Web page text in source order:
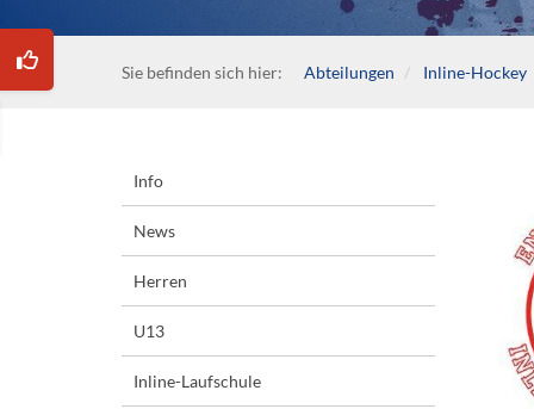
Sie befinden sich hier: Abteilungen Inline-Hockey
Info
News
Herren
U13
Inline-Laufschule